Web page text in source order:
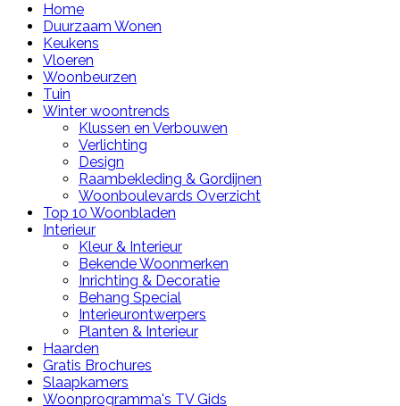
Home
Duurzaam Wonen
Keukens
Vloeren
Woonbeurzen
Tuin
Winter woontrends
Klussen en Verbouwen
Verlichting
Design
Raambekleding & Gordijnen
Woonboulevards Overzicht
Top 10 Woonbladen
Interieur
Kleur & Interieur
Bekende Woonmerken
Inrichting & Decoratie
Behang Special
Interieurontwerpers
Planten & Interieur
Haarden
Gratis Brochures
Slaapkamers
Woonprogramma's TV Gids